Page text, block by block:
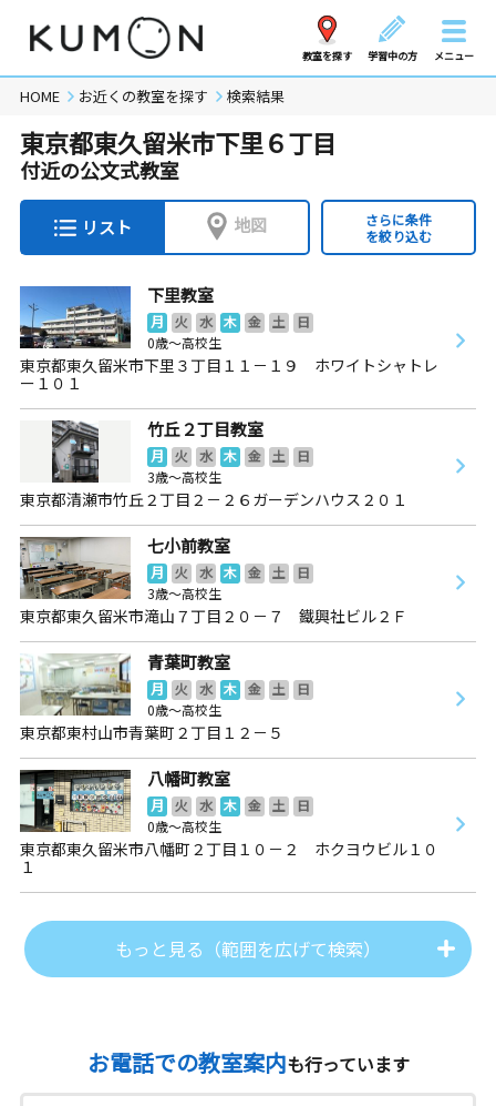
教室を探す 学習中の方 メニュー
HOME お近くの教室を探す 検索結果
東京都東久留米市下里６丁目
付近の公文式教室
リスト 地図
さらに条件
を絞り込む
下里教室
月 火 水 木 金 土
日
0歳～高校生
東京都東久留米市下里３丁目１１－１９ ホワイトシャトレ
ー１０１
竹丘２丁目教室
月 火 水 木 金 土
日
3歳～高校生
東京都清瀬市竹丘２丁目２－２６ガーデンハウス２０１
七小前教室
月 火 水 木 金 土
日
3歳～高校生
東京都東久留米市滝山７丁目２０－７ 鐵興社ビル２Ｆ
青葉町教室
月 火 水 木 金 土
日
0歳～高校生
東京都東村山市青葉町２丁目１２－５
八幡町教室
月 火 水 木 金 土
日
0歳～高校生
東京都東久留米市八幡町２丁目１０－２ ホクヨウビル１０
１
もっと見る（範囲を広げて検索）
お電話での教室案内も行っています